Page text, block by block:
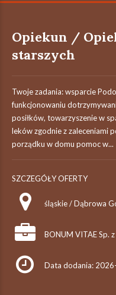
Opiekun /
starszych
Twoje zadania: wsparcie
funkcjonowaniu
posiłków, towarzyszenie w
leków zgodnie z zaleceniami
porządku w domu pomoc w...
SZCZEGÓŁY OFERTY
śląskie / Dąbrowa
BONUM VITAE Sp.
Data dodania: